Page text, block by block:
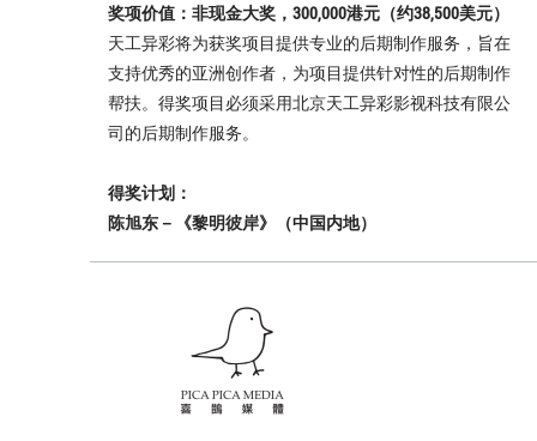
奖项价值：非现金大奖，300,000港元（约38,500美元）
天工异彩将为获奖项目提供专业的后期制作服务，旨在
支持优秀的亚洲创作者，为项目提供针对性的后期制作
帮扶。得奖项目必须采用北京天工异彩影视科技有限公
司的后期制作服务。
得奖计划：
陈旭东－《黎明彼岸》（中国内地）